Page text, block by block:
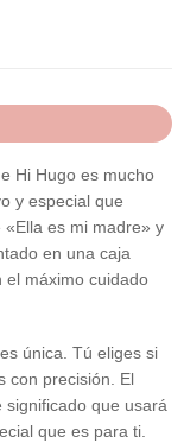
Hi Hugo es mucho
y especial que
es mi madre» y
en una caja
el máximo cuidado
única. Tú eliges si
con precisión. El
significado que usará
que es para ti.